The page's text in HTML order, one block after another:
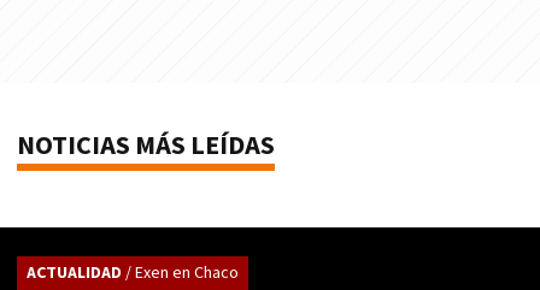
NOTICIAS MÁS LEÍDAS
ACTUALIDAD / Exen en Chaco